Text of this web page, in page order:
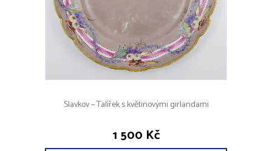
Slavkov – Talířek s květinovými girlandami
1 500 Kč